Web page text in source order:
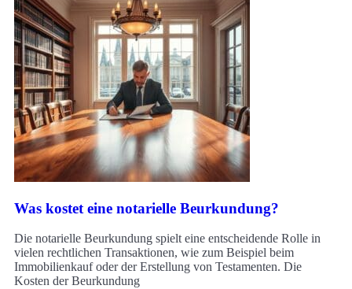
Was kostet eine notarielle Beurkundung?
Die notarielle Beurkundung spielt eine entscheidende Rolle in
vielen rechtlichen Transaktionen, wie zum Beispiel beim
Immobilienkauf oder der Erstellung von Testamenten. Die
Kosten der Beurkundung